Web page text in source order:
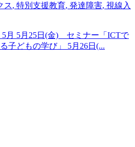
ス, 特別支援教育, 発達障害, 視線入
5月 5月25日(金) セミナー「ICTで
子どもの学び」 5月26日(...